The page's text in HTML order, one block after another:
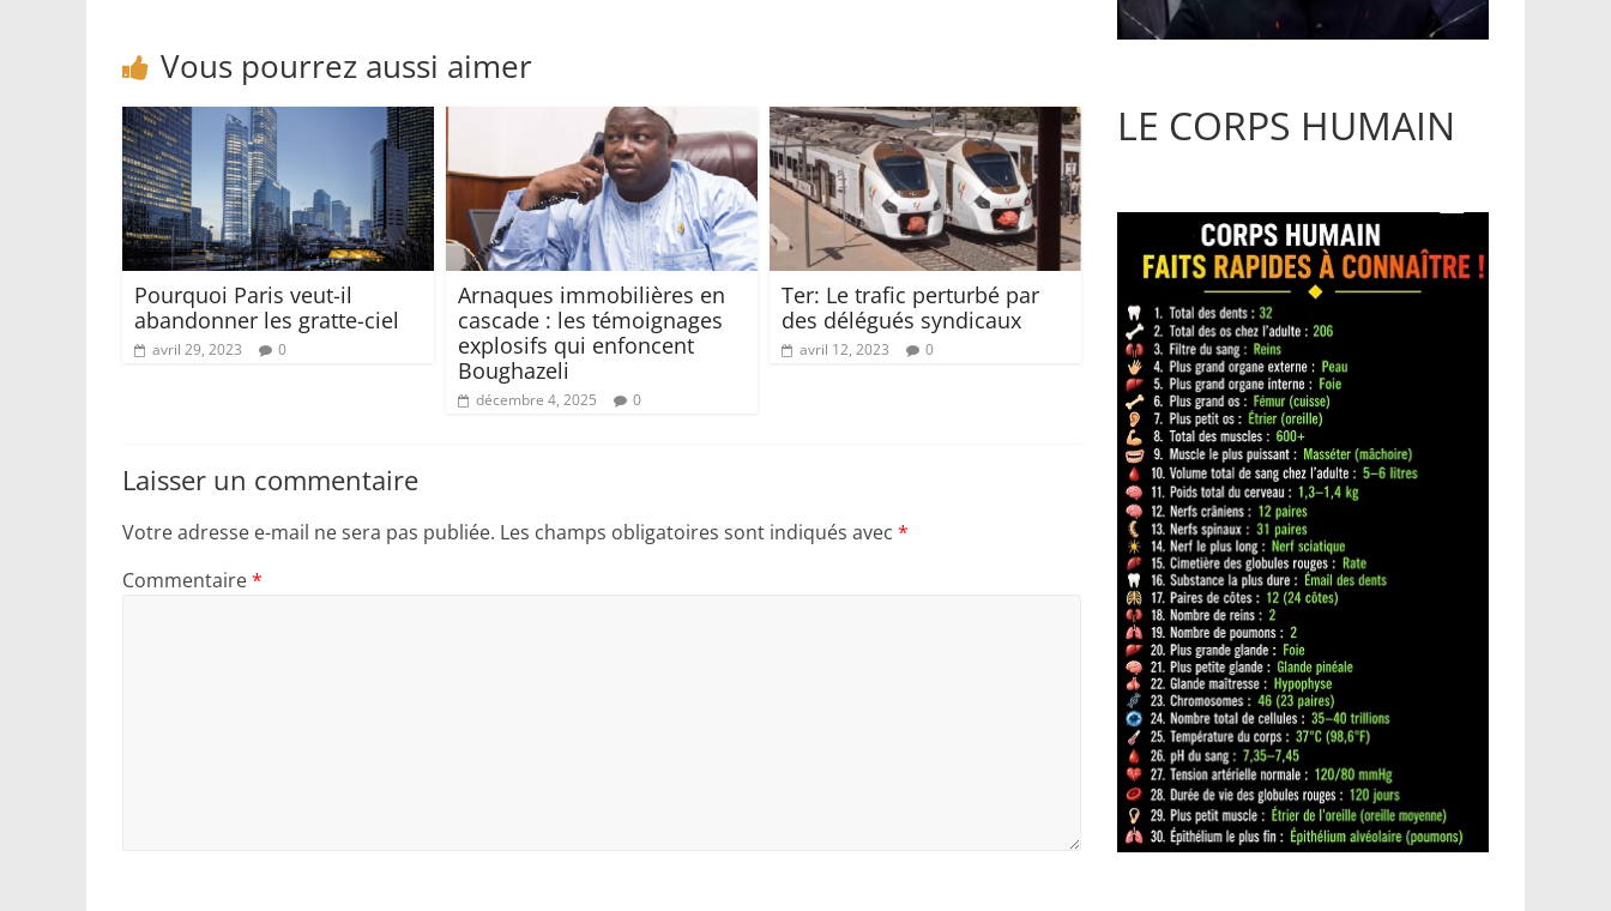
Vous pourrez aussi aimer
Pourquoi Paris veut-il
abandonner les gratte-ciel
avril 29, 2023 0
Arnaques immobilières en
cascade : les témoignages
explosifs qui enfoncent
Boughazeli
décembre 4, 2025 0
Ter: Le trafic perturbé par
des délégués syndicaux
avril 12, 2023 0
Laisser un commentaire
Votre adresse e-mail ne sera pas publiée. Les champs obligatoires sont indiqués avec *
Commentaire*
LE CORPS HUMAIN